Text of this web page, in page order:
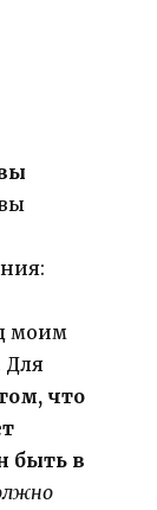
моим
Для
что
быть в